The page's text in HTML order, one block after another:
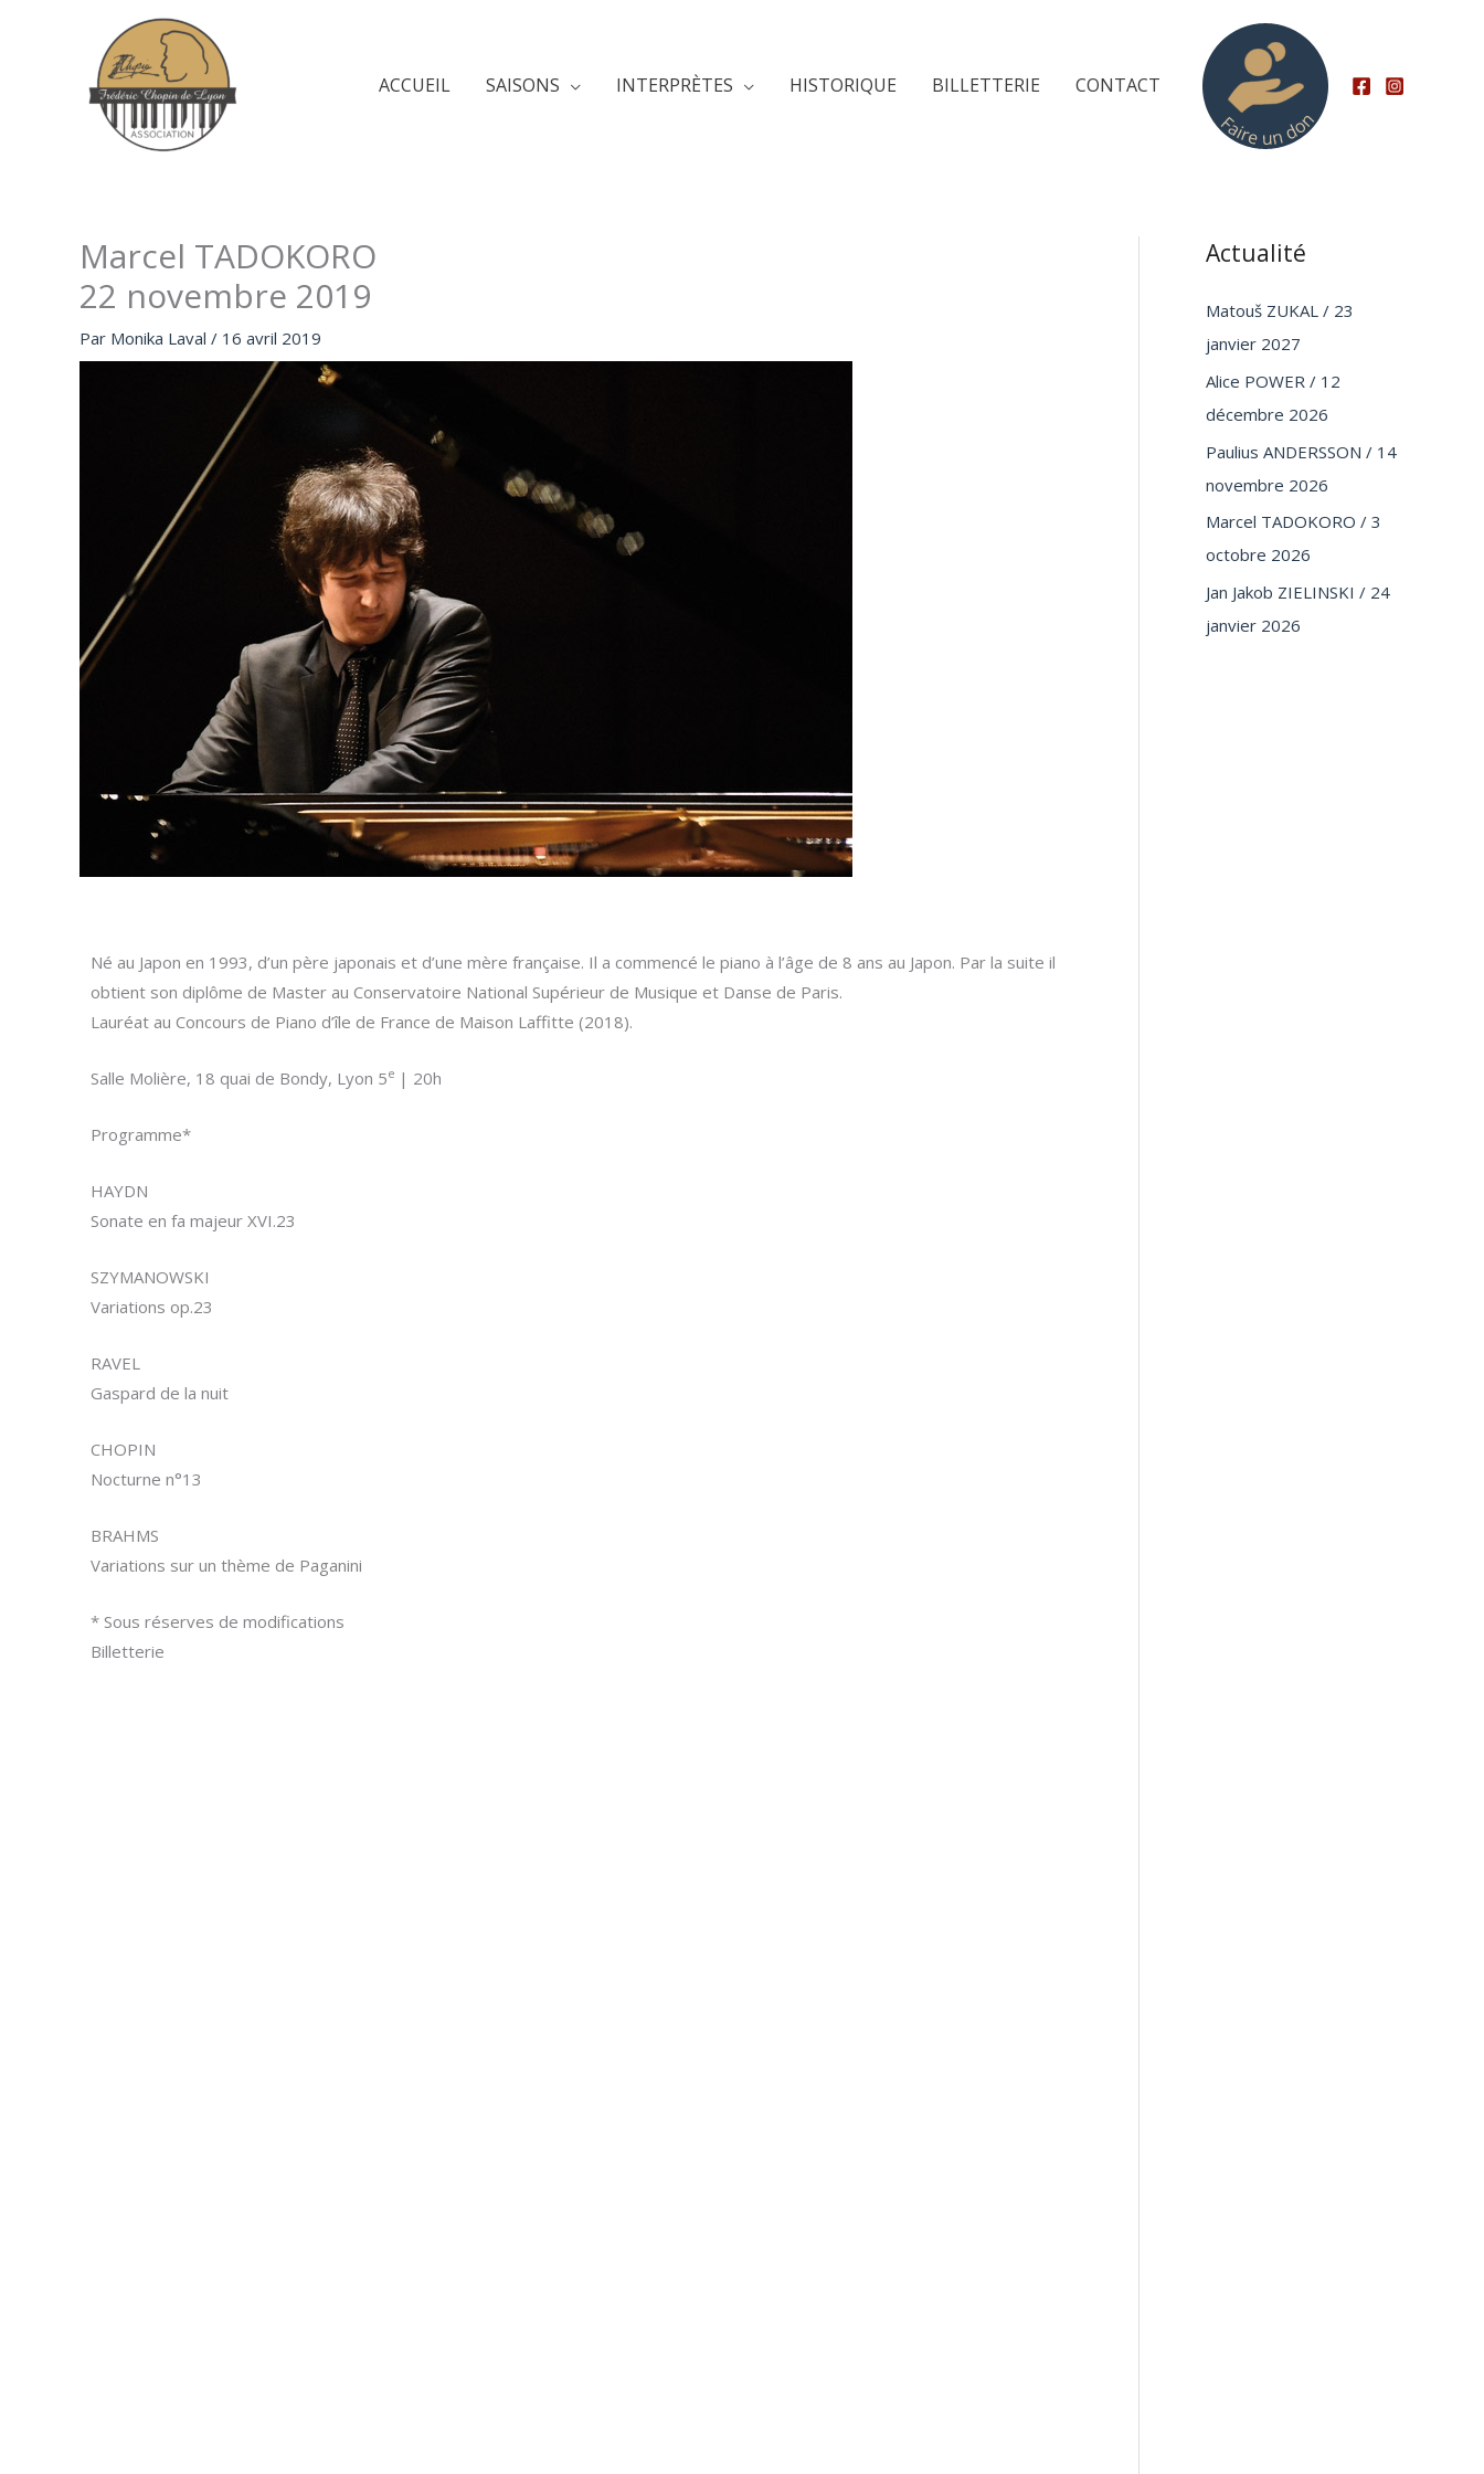
ACCUEIL SAISONS INTERPRÈTES HISTORIQUE BILLETTERIE CONTACT
Marcel TADOKORO
22 novembre 2019
Par Monika Laval / 16 avril 2019
Né au Japon en 1993, d’un père japonais et d’une mère française. Il a commencé le piano à l’âge de 8 ans au Japon. Par la suite il
obtient son diplôme de Master au Conservatoire National Supérieur de Musique et Danse de Paris.
Lauréat au Concours de Piano d’île de France de Maison Laffitte (2018).
Salle Molière, 18 quai de Bondy, Lyon 5e | 20h
Programme*
HAYDN
Sonate en fa majeur XVI.23
SZYMANOWSKI
Variations op.23
RAVEL
Gaspard de la nuit
CHOPIN
Nocturne n°13
BRAHMS
Variations sur un thème de Paganini
* Sous réserves de modifications
Billetterie
Actualité
Matouš ZUKAL / 23
janvier 2027
Alice POWER / 12
décembre 2026
Paulius ANDERSSON / 14
novembre 2026
Marcel TADOKORO / 3
octobre 2026
Jan Jakob ZIELINSKI / 24
janvier 2026